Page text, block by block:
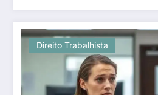
Direito Trabalhista